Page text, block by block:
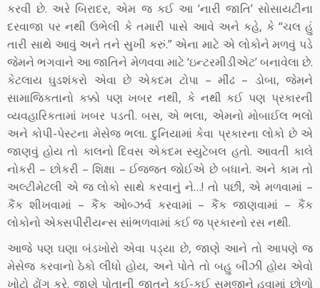
કરવી છે. અરે બિરાદર, એમ જ કઈ આ ‘નારી જાતિ’ સોસાયટીના
દરવાજા પર નથી ઉભેલી કે તમારી પાસે આવે અને કહે, કે “ચલ હું
તારી સાથે આવું અને તને સુખી કરું.” એના માટે એ લોકોને મળવું પડે
જેમને ભગવાને આ જાતિને મેળવવા માટે ‘ઇન્ટરમીડીએટ’ બનાવેલા છે.
કેટલાય ઘુડશંકરો એવા છે એકદમ ટોપા – મીંઢ – ડોબા, જેમને
સામાજિકતાનો કક્કો પણ ખબર નથી, કે નથી કઈ પણ પ્રકારની
વ્યવહારિકતામાં ખબર પડતી. બસ, એ ભલા, એમનો મોબાઈલ ભલો
અને કોપી-પેસ્ટના મેસેજ ભલા. દુનિયામાં કેવા પ્રકારના લોકો છે એ
જાણવું હોય તો કાલનો દિવસ એકદમ સ્યુટેબલ હતો. આવતી કાલે
નોકરી – છોકરી – શિક્ષા – ઈજ્જત જોઈએ છે બધાને. અને કામ તો
અલ્ટીમેટલી એ જ લોકો સાથે કરવાનું ને…! તો પછી, એ મળવામાં –
કૈંક શીખવામાં – કૈંક ઓબ્ઝર્વ કરવામાં – કૈંક જાણવામાં – કૈંક
લોકોનો એક્સપીરીયન્સ સાંભળવામાં કઈ જ પ્રકારનો રસ નથી.
આજે પણ ઘણા બંડખોરો એવા પડ્યા છે, જાણે આને તો આપણે જ
મેસેજ કરવાનો ઠેકો લીધો હોય, અને પોતે તો બહુ બીઝી હોય એવો
ખોટો ઢોંગ કરે. જાણે પોતાની જાતને કઈ-કઈ સમજીને હવામાં છોળો